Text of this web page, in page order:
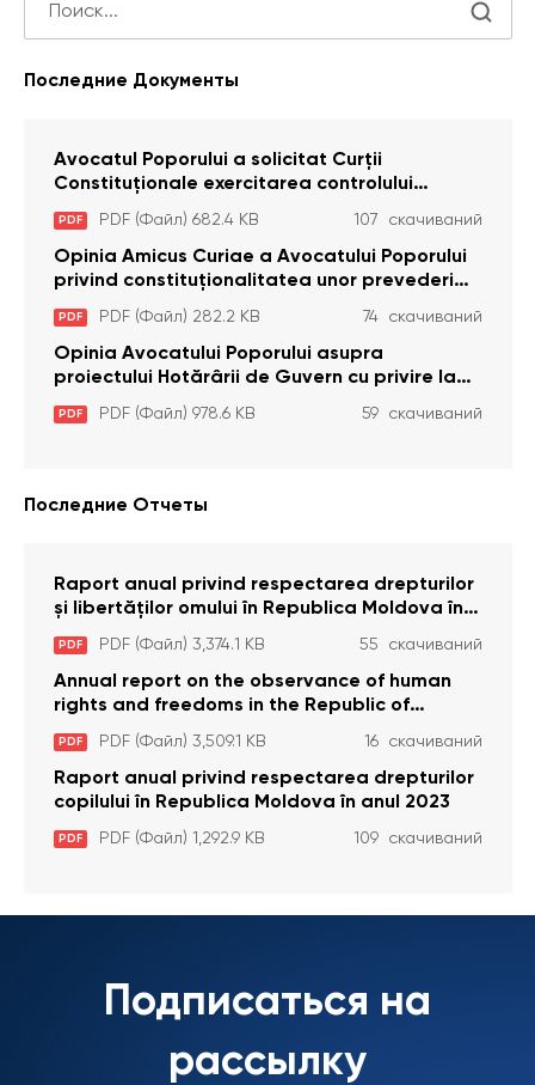
Последние Документы
Avocatul Poporului a solicitat Curţii
Constituţionale exercitarea controlului
constituţionalităţii unor prevederi cu privire la
plata alocației sociale de stat persoanelor
cu dizabilitați care sunt private de liberate
PDF PDF (Файл) 682.4 KB 107 скачиваний
Opinia Amicus Curiae a Avocatului Poporului
privind constituționalitatea unor prevederi
care interzic angajarea în organizațiile de
pază particulară a persoanelor condamnate
pentru comiterea cu intenție a unor infracțiuni
a fost luată în considerare de Curtea
Constituțională
PDF PDF (Файл) 282.2 KB 74 скачиваний
Opinia Avocatului Poporului asupra
proiectului Hotărârii de Guvern cu privire la
aprobarea proiectului de lege privind
activitatea sanitară veterinarăa
PDF PDF (Файл) 978.6 KB 59 скачиваний
Последние Отчеты
Raport anual privind respectarea drepturilor
și libertăților omului în Republica Moldova în
anul 2023
PDF PDF (Файл) 3,374.1 KB 55 скачиваний
Annual report on the observance of human
rights and freedoms in the Republic of
Moldova in 2023
PDF PDF (Файл) 3,509.1 KB 16 скачиваний
Raport anual privind respectarea drepturilor
copilului în Republica Moldova în anul 2023
PDF PDF (Файл) 1,292.9 KB 109 скачиваний
Подписаться на
рассылку